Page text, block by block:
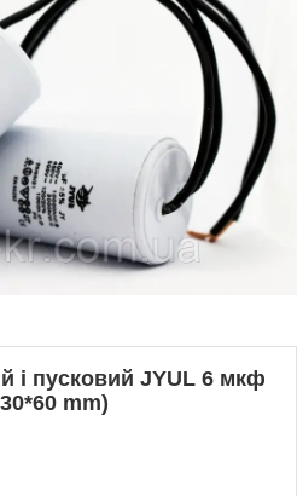
і пусковий JYUL 6 мкф
mm)